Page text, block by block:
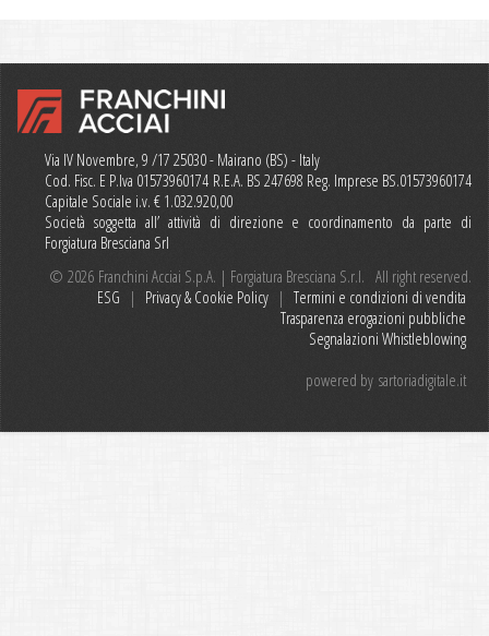
Via IV Novembre, 9 /17 25030 - Mairano (BS) - Italy
Cod. Fisc. E P.Iva 01573960174 R.E.A. BS 247698 Reg. Imprese BS.01573960174
Capitale Sociale i.v. € 1.032.920,00
Società soggetta all’ attività di direzione e coordinamento da parte di
Forgiatura Bresciana Srl
© 2026 Franchini Acciai S.p.A. | Forgiatura Bresciana S.r.l. All right reserved.
ESG | Privacy & Cookie Policy | Termini e condizioni di vendita
Trasparenza erogazioni pubbliche
Segnalazioni Whistleblowing
powered by sartoriadigitale.it